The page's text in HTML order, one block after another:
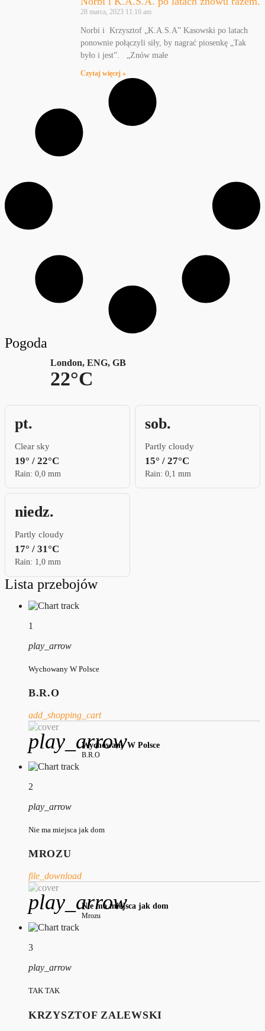
28 marca, 2023 11:16 am
Norbi i Krzysztof „K.A.S.A” Kasowski po latach
ponownie połączyli siły, by nagrać piosenkę „Tak
było i jest”. „Znów małe
Czytaj więcej »
Pogoda
London, ENG, GB
22°C
pt.
Clear sky
19° / 22°C
Rain: 0,0 mm
sob.
Partly cloudy
15° / 27°C
Rain: 0,1 mm
niedz.
Partly cloudy
17° / 31°C
Rain: 1,0 mm
Lista przebojów
1
play_arrow
Wychowany W Polsce
B.R.O
add_shopping_cart
play_arrow
Wychowany W Polsce
B.R.O
2
play_arrow
Nie ma miejsca jak dom
MROZU
file_download
play_arrow
Nie ma miejsca jak dom
Mrozu
3
play_arrow
TAK TAK
KRZYSZTOF ZALEWSKI